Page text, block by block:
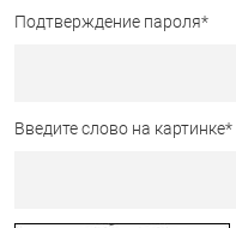
Подтверждение пароля*
Введите слово на картинке*